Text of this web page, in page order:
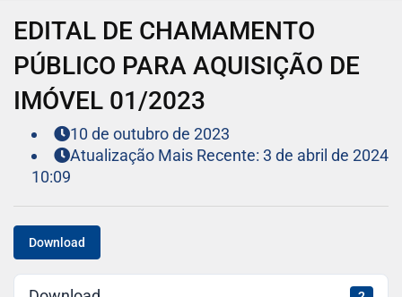
EDITAL DE CHAMAMENTO
PÚBLICO PARA AQUISIÇÃO DE
IMÓVEL 01/2023
10 de outubro de 2023
Atualização Mais Recente: 3 de abril de 2024
10:09
Download